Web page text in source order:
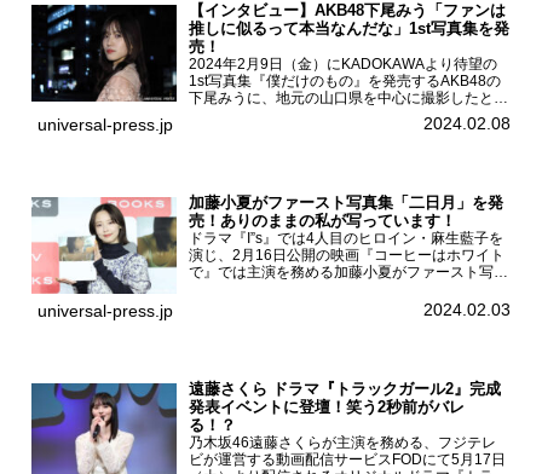
【インタビュー】AKB48下尾みう「ファンは
推しに似るって本当なんだな」1st写真集を発
売！
2024年2月9日（金）にKADOKAWAより待望の
1st写真集『僕だけのもの』を発売するAKB48の
下尾みうに、地元の山口県を中心に撮影したとい
う今回の写真集についてインタビューをお願いし
た。1st写真集『僕だけのもの』を発売する
universal-press.jp 2024.02.08
加藤小夏がファースト写真集「二日月」を発
売！ありのままの私が写っています！
ドラマ『I”s』では4人目のヒロイン・麻生藍子を
演じ、2月16日公開の映画『コーヒーはホワイト
で』では主演を務める加藤小夏がファースト写真
記念イベントをHMV＆BOOKS SHIBUYAで開催
universal-press.jp 2024.02.03
遠藤さくら ドラマ『トラックガール2』完成
発表イベントに登壇！笑う2秒前がバレ
る！？
乃木坂46遠藤さくらが主演を務める、フジテレ
ビが運営する動画配信サービスFODにて5月17日